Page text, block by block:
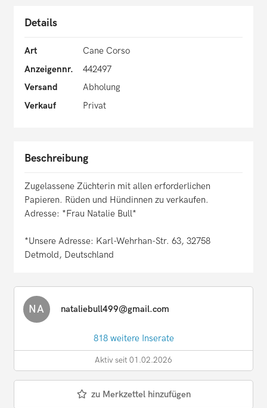
Details
Art
Cane Corso
Anzeigennr.
442497
Versand
Abholung
Verkauf
Privat
Beschreibung
Zugelassene Züchterin mit allen erforderlichen
Papieren. Rüden und Hündinnen zu verkaufen.
Adresse: *Frau Natalie Bull*
*Unsere Adresse: Karl-Wehrhan-Str. 63, 32758
Detmold, Deutschland
NA nataliebull499@gmail.com
818 weitere Inserate
Aktiv seit 01.02.2026
zu Merkzettel hinzufügen